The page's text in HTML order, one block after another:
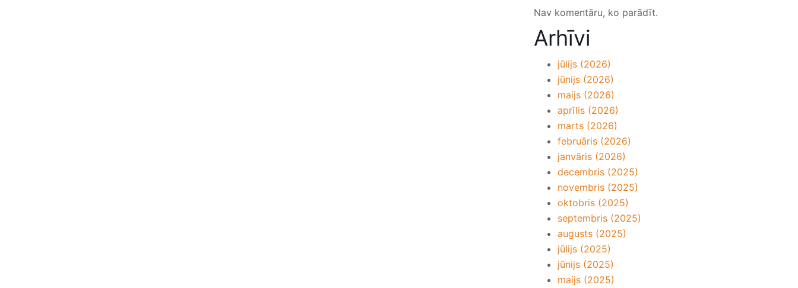
Nav komentāru, ko parādīt.
Arhīvi
jūlijs (2026)
jūnijs (2026)
maijs (2026)
aprīlis (2026)
marts (2026)
februāris (2026)
janvāris (2026)
decembris (2025)
novembris (2025)
oktobris (2025)
septembris (2025)
augusts (2025)
jūlijs (2025)
jūnijs (2025)
maijs (2025)